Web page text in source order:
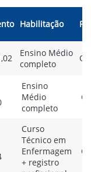
Habilitação
Ensino Médio
completo
Ensino
Médio
completo
Curso
Técnico em
Enfermagem
+ registro